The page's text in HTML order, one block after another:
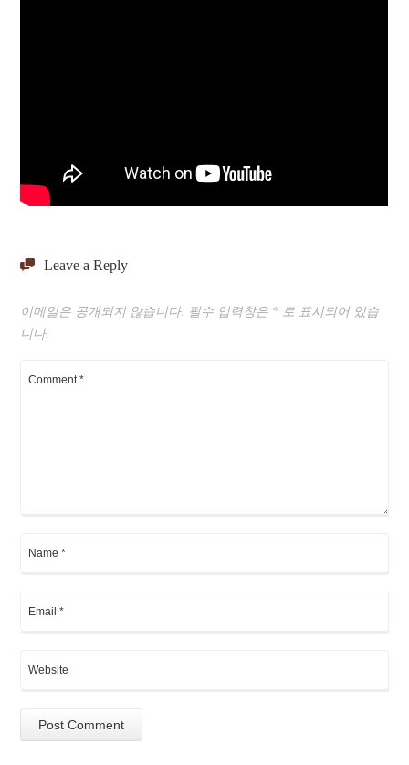
Leave a Reply
이메일은 공개되지 않습니다. 필수 입력창은 * 로 표시되어 있습
니다.